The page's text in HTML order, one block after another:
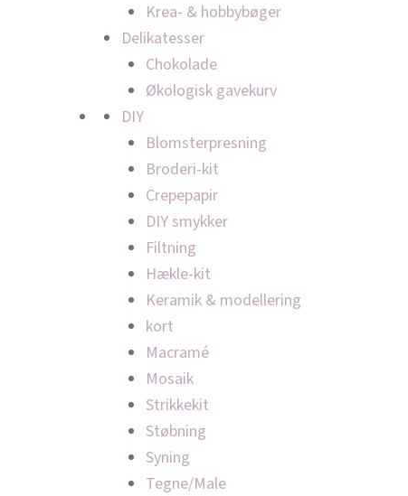
Krea- & hobbybøger
Delikatesser
Chokolade
Økologisk gavekurv
DIY
Blomsterpresning
Broderi-kit
Crepepapir
DIY smykker
Filtning
Hækle-kit
Keramik & modellering
kort
Macramé
Mosaik
Strikkekit
Støbning
Syning
Tegne/Male